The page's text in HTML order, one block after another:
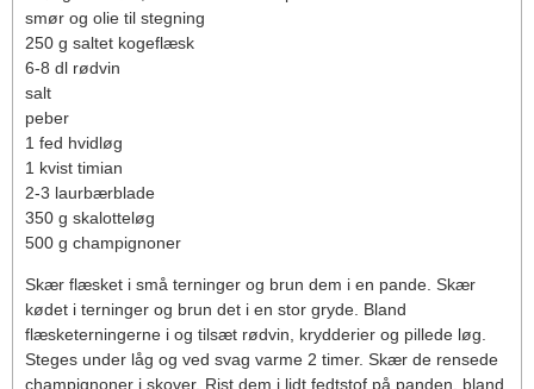
smør og olie til stegning
250 g saltet kogeflæsk
6-8 dl rødvin
salt
peber
1 fed hvidløg
1 kvist timian
2-3 laurbærblade
350 g skalotteløg
500 g champignoner
Skær flæsket i små terninger og brun dem i en pande. Skær
kødet i terninger og brun det i en stor gryde. Bland
flæsketerningerne i og tilsæt rødvin, krydderier og pillede løg.
Steges under låg og ved svag varme 2 timer. Skær de rensede
champignoner i skover. Rist dem i lidt fedtstof på panden, bland